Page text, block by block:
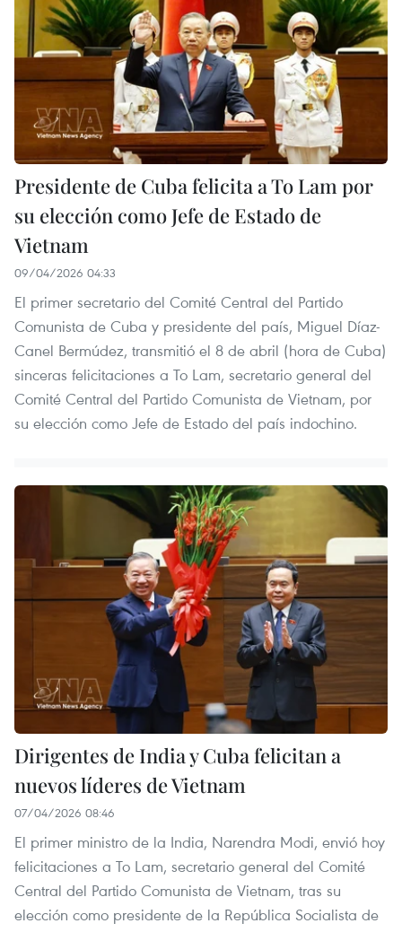
Presidente de Cuba felicita a To Lam por
su elección como Jefe de Estado de
Vietnam
09/04/2026 04:33
El primer secretario del Comité Central del Partido
Comunista de Cuba y presidente del país, Miguel Díaz-
Canel Bermúdez, transmitió el 8 de abril (hora de Cuba)
sinceras felicitaciones a To Lam, secretario general del
Comité Central del Partido Comunista de Vietnam, por
su elección como Jefe de Estado del país indochino.
Dirigentes de India y Cuba felicitan a
nuevos líderes de Vietnam
07/04/2026 08:46
El primer ministro de la India, Narendra Modi, envió hoy
felicitaciones a To Lam, secretario general del Comité
Central del Partido Comunista de Vietnam, tras su
elección como presidente de la República Socialista de